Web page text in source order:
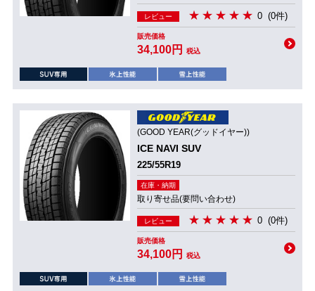
レビュー 0 (0件)
販売価格
34,100円 税込
(GOOD YEAR(グッドイヤー))
ICE NAVI SUV
225/55R19
在庫・納期
取り寄せ品(要問い合わせ)
レビュー 0 (0件)
販売価格
34,100円 税込